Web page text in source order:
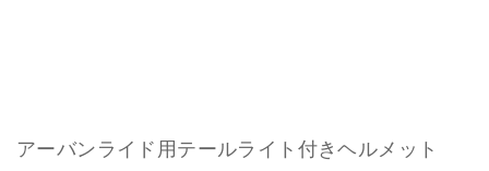
アーバンライド用テールライト付きヘルメット